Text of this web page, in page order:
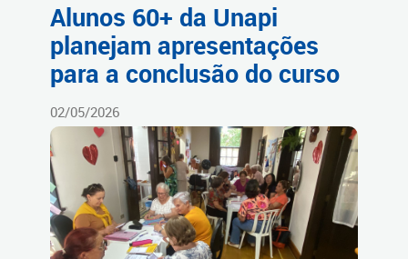
Alunos 60+ da Unapi
planejam apresentações
para a conclusão do curso
02/05/2026